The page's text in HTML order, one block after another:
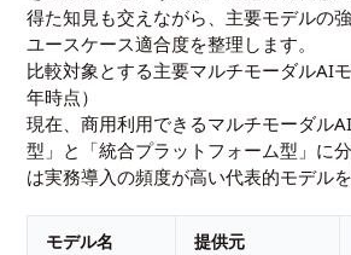
得た知見も交えながら、主要モデルの
ユースケース適合度を整理します。
比較対象とする主要マルチモーダルAI
年時点）
現在、商用利用できるマルチモーダル
型」と「統合プラットフォーム型」に
は実務導入の頻度が高い代表的モデルを
モデル名 提供元